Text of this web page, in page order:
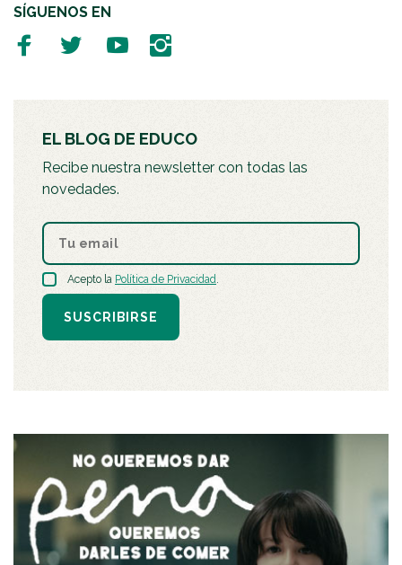
SÍGUENOS EN
EL BLOG DE EDUCO
Recibe nuestra newsletter con todas las
novedades.
Acepto la Política de Privacidad.
SUSCRIBIRSE